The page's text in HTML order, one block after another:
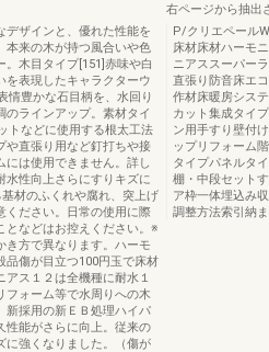
デザインと、優れた性能を
本来の木が持つ風合いや色
木目タイプ[151]赤味や白
を表現したキャラクターウ
情豊かな石目柄を、水回り
のラインアップ。素材タイ
トなどに使用する根太工法
や直張り用など釘打ちや接
は使用できません。詳し
性向上さらにすりキズに
材のふくれや腐れ、突上げ
ください。日常の使用に際
となどはお控えください。※
き方で異なります。ハーモ
品傷が目立つ100円玉で床材
ス１２は全機種に耐水１
フォーム等で水周りへの木
新採用の新ＥＢ処理ハイパ
性能がさらに向上。従来の
に強くなりました。（傷が
右ページから抽出
P/クリエペール
床材床材ハーモ
ニアススーパー
直張り防音床エ
作材床暖房シス
カット集成タイ
ン用手すり壁付
ップリフォーム
タイプパネルタ
棚・中段セット
ア枠一体埋込み
調整方法索引納